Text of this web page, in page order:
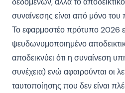
συναίνεσης είναι από μόνο
Το εφαρμοστέο πρότυπο 2026
ψευδωνυμοποιημένο
αποδεικνύει ότι η συναίνεση
συνέχεια) ενώ αφαιρούνται οι
ταυτοποίησης που δεν είναι